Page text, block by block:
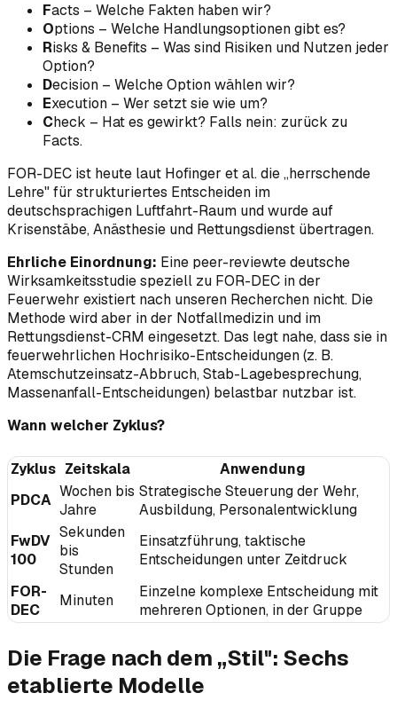
Facts – Welche Fakten haben wir?
Options – Welche Handlungsoptionen gibt es?
Risks & Benefits – Was sind Risiken und Nutzen jeder
Option?
Decision – Welche Option wählen wir?
Execution – Wer setzt sie wie um?
Check – Hat es gewirkt? Falls nein: zurück zu
Facts.
FOR-DEC ist heute laut Hofinger et al. die „herrschende
Lehre" für strukturiertes Entscheiden im
deutschsprachigen Luftfahrt-Raum und wurde auf
Krisenstäbe, Anästhesie und Rettungsdienst übertragen.
Ehrliche Einordnung: Eine peer-reviewte deutsche
Wirksamkeitsstudie speziell zu FOR-DEC in der
Feuerwehr existiert nach unseren Recherchen nicht. Die
Methode wird aber in der Notfallmedizin und im
Rettungsdienst-CRM eingesetzt. Das legt nahe, dass sie in
feuerwehrlichen Hochrisiko-Entscheidungen (z. B.
Atemschutzeinsatz-Abbruch, Stab-Lagebesprechung,
Massenanfall-Entscheidungen) belastbar nutzbar ist.
Wann welcher Zyklus?
Zyklus Zeitskala
Anwendung
PDCA Wochen bis
Jahre
Strategische Steuerung der Wehr,
Ausbildung, Personalentwicklung
FwDV
100
Sekunden
bis
Stunden
Einsatzführung, taktische
Entscheidungen unter Zeitdruck
FOR-
DEC
Minuten
Einzelne komplexe Entscheidung mit
mehreren Optionen, in der Gruppe
Die Frage nach dem „Stil": Sechs
etablierte Modelle